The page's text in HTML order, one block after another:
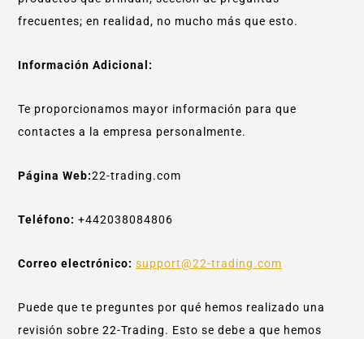
frecuentes; en realidad, no mucho más que esto.
Información Adicional:
Te proporcionamos mayor información para que
contactes a la empresa personalmente.
Página Web:22-trading.com
Teléfono: +442038084806
Correo electrónico: support@22-trading.com
Puede que te preguntes por qué hemos realizado una
revisión sobre 22-Trading. Esto se debe a que hemos